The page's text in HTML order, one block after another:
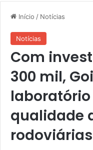
Início / Notícias
Notícias
Com
300 mil,
qualidade
rodoviárias